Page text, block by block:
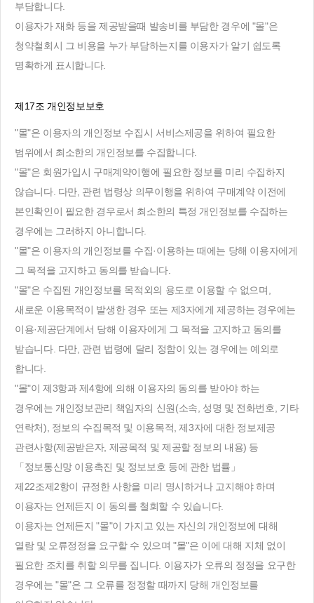
부담합니다.
이용자가 재화 등을 제공받을때 발송비를 부담한 경우에 "몰"은
청약철회시 그 비용을 누가 부담하는지를 이용자가 알기 쉽도록
명확하게 표시합니다.
제17조 개인정보보호
"몰"은 이용자의 개인정보 수집시 서비스제공을 위하여 필요한
범위에서 최소한의 개인정보를 수집합니다.
"몰"은 회원가입시 구매계약이행에 필요한 정보를 미리 수집하지
않습니다. 다만, 관련 법령상 의무이행을 위하여 구매계약 이전에
본인확인이 필요한 경우로서 최소한의 특정 개인정보를 수집하는
경우에는 그러하지 아니합니다.
"몰"은 이용자의 개인정보를 수집·이용하는 때에는 당해 이용자에게
그 목적을 고지하고 동의를 받습니다.
"몰"은 수집된 개인정보를 목적외의 용도로 이용할 수 없으며,
새로운 이용목적이 발생한 경우 또는 제3자에게 제공하는 경우에는
이용·제공단계에서 당해 이용자에게 그 목적을 고지하고 동의를
받습니다. 다만, 관련 법령에 달리 정함이 있는 경우에는 예외로
합니다.
"몰"이 제3항과 제4항에 의해 이용자의 동의를 받아야 하는
경우에는 개인정보관리 책임자의 신원(소속, 성명 및 전화번호, 기타
연락처), 정보의 수집목적 및 이용목적, 제3자에 대한 정보제공
관련사항(제공받은자, 제공목적 및 제공할 정보의 내용) 등
「정보통신망 이용촉진 및 정보보호 등에 관한 법률」
제22조제2항이 규정한 사항을 미리 명시하거나 고지해야 하며
이용자는 언제든지 이 동의를 철회할 수 있습니다.
이용자는 언제든지 "몰"이 가지고 있는 자신의 개인정보에 대해
열람 및 오류정정을 요구할 수 있으며 "몰"은 이에 대해 지체 없이
필요한 조치를 취할 의무를 집니다. 이용자가 오류의 정정을 요구한
경우에는 "몰"은 그 오류를 정정할 때까지 당해 개인정보를